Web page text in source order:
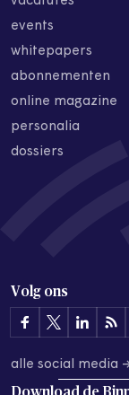
events
whitepapers
abonnementen
online magazine
personalia
dossiers
Volg ons
alle social media
Download de